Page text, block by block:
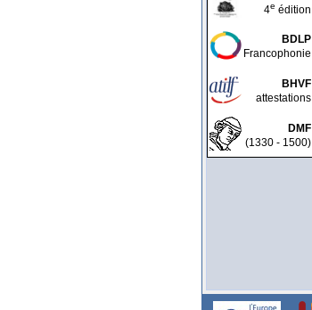
4e édition
BDLP
Francophonie
BHVF
attestations
DMF
(1330 - 1500)